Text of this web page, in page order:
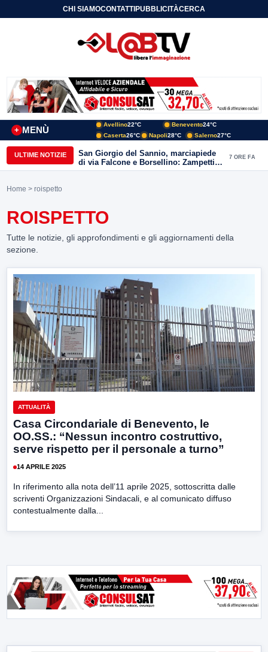
CHI SIAMOCONTATTIPUBBLICITÀCERCA
MENÙ
+
Avellino22°C Benevento24°C
Caserta26°C Napoli28°C Salerno27°C
ULTIME NOTIZIE
San Giorgio del Sannio, marciapiede
di via Falcone e Borsellino: Zampetti e
Lombardi replicano alle polemiche
7 ORE FA
Home > roispetto
ROISPETTO
Tutte le notizie, gli approfondimenti e gli aggiornamenti della
sezione.
ATTUALITÀ
Casa Circondariale di Benevento, le
OO.SS.: “Nessun incontro costruttivo,
serve rispetto per il personale a turno”
14 APRILE 2025
In riferimento alla nota dell’11 aprile 2025, sottoscritta dalle
scriventi Organizzazioni Sindacali, e al comunicato diffuso
contestualmente dalla...